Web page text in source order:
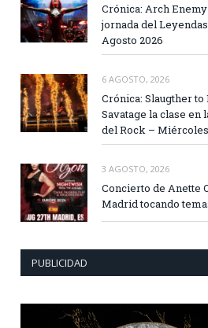
Crónica: Arch
jornada del
Agosto 2026
6 AGOSTO, 2026
Crónica: Slaugther
Savatage la clase en
del Rock –
3 AGOSTO, 2026
Concierto de Anette
Madrid tocando
PUBLICIDAD